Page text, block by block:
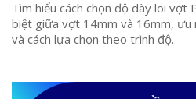
Tìm hiểu cách chọn độ dày lõi vợt
biệt giữa vợt 14mm và 16mm, ưu
và cách lựa chọn theo trình độ.